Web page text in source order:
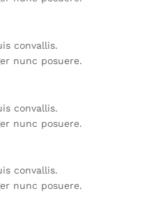
convallis.
nunc posuere.
convallis.
nunc posuere.
convallis.
nunc posuere.